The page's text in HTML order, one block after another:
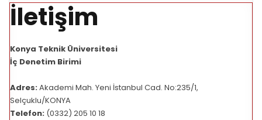
İletişim
Konya Teknik Üniversitesi
İç Denetim Birimi
Adres:Akademi Mah. Yeni İstanbul Cad. No:235/1,
Selçuklu/KONYA
Telefon: (0332) 205 10 18